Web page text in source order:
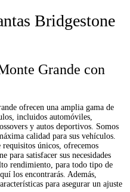
Bridgestone
Grande con
ofrecen una amplia gama de
incluidos automóviles,
y autos deportivos. Somos
calidad para sus vehículos.
requisitos únicos, ofrecemos
para satisfacer sus necesidades
rendimiento, para todo tipo de
los encontrarás. Además,
para asegurar un ajuste